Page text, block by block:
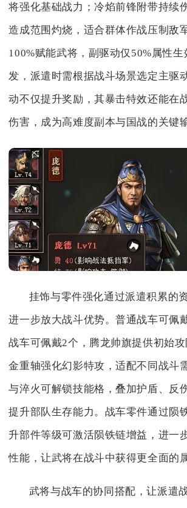
将强化基础战力；冷焰前锋附带持续
造成范围灼烧，适合群体作战压制敌
100%赋能武将，副驱动仅50%属性
发，派遣时需根据战斗场景选定主驱
动不仅提升奖励，其暴击特效还能在
伤害，成为高难度副本与国战的关键
挂饰与零件强化通过派遣积累的
进一步放大战斗优势。普通战车可佩
战车可佩戴2个，腾龙帅旗提供初始
金重轴强化幻影特攻，适配不同战斗
与淬火可解锁技能格，叠加护盾、反
提升部队生存能力。战车零件通过陨
升部件等级可激活陨铁链增益，进一
性能，让武将在战斗中获得更全面的
武将与战车的协同搭配，让派遣